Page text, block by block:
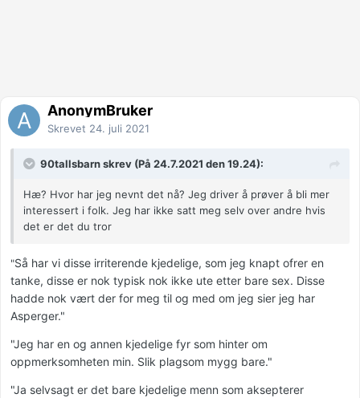
AnonymBruker
Skrevet 24. juli 2021
90tallsbarn skrev (På 24.7.2021 den 19.24):
Hæ? Hvor har jeg nevnt det nå? Jeg driver å prøver å bli mer
interessert i folk. Jeg har ikke satt meg selv over andre hvis
det er det du tror
"Så har vi disse irriterende kjedelige, som jeg knapt ofrer en
tanke, disse er nok typisk nok ikke ute etter bare sex. Disse
hadde nok vært der for meg til og med om jeg sier jeg har
Asperger."
"Jeg har en og annen kjedelige fyr som hinter om
oppmerksomheten min. Slik plagsom mygg bare."
"Ja selvsagt er det bare kjedelige menn som aksepterer